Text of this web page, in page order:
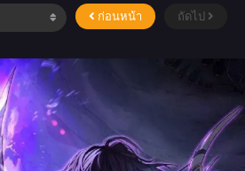
ก่อนหน้า ถัดไป